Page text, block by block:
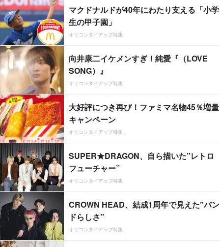
マクドナルドが40年にわたり支える「小学
生の甲子園」
オリコンタイアップ特集
向井康二イケメンすぎ！純愛『（LOVE
SONG）』
オリコンタイアップ特集
大好評につき再び！ファミマ名物45％増量
キャンペーン
オリコンタイアップ特集
SUPER★DRAGON、自ら描いた”レトロ
フューチャー”
オリコンタイアップ特集
CROWN HEAD、結成1周年で見えた”バン
ドらしさ”
オリコンタイアップ特集